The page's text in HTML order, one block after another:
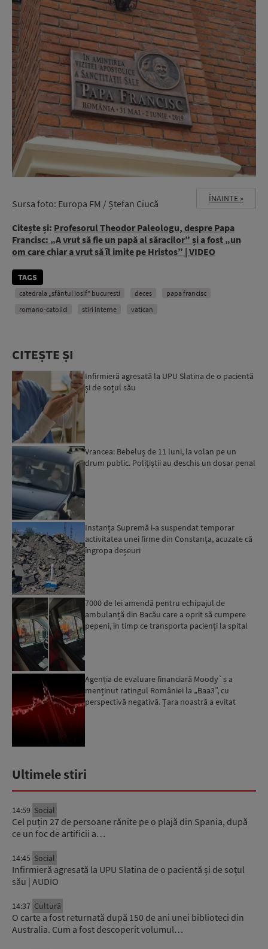
ÎNAINTE »
Sursa foto: Europa FM / Ștefan Ciucă
Citește și: Profesorul Theodor Paleologu, despre Papa
Francisc: „A vrut să fie un papă al săracilor” și a fost „un
om care chiar a vrut să îl imite pe Hristos” | VIDEO
TAGS
catedrala „sfântul iosif” bucuresti deces
papa francisc
romano-catolici
stiri interne vatican
CITEȘTE ȘI
Infirmieră agresată la UPU Slatina de o pacientă
și de soțul său
Vrancea: Bebeluș de 11 luni, la volan pe un
drum public. Polițiștii au deschis un dosar penal
Instanța Supremă i-a suspendat temporar
activitatea unei firme din Constanța, acuzate că
îngropa deșeuri
7000 de lei amendă pentru echipajul de
ambulanță din Bacău care a oprit să cumpere
pepeni, în timp ce transporta pacienți la spital
Agenția de evaluare financiară Moody`s a
menținut ratingul României la „Baa3”, cu
perspectivă negativă. Țara noastră a evitat
Ultimele stiri
14:59 Social
Cel puțin 27 de persoane rănite pe o plajă din Spania, după
ce un foc de artificii a…
14:45 Social
Infirmieră agresată la UPU Slatina de o pacientă și de soțul
său | AUDIO
14:37 Cultură
O carte a fost returnată după 150 de ani unei biblioteci din
Australia. Cum a fost descoperit volumul…